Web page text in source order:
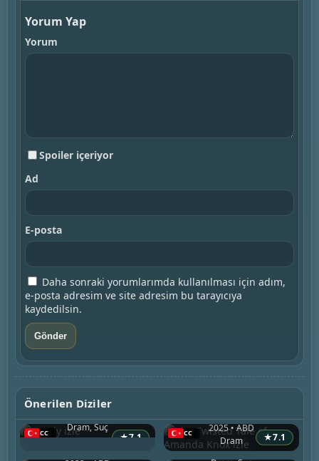
Yorum Yap
Yorum
Spoiler içeriyor
Ad
E-posta
Daha sonraki yorumlarımda kullanılması için adım,
e-posta adresim ve site adresim bu tarayıcıya
kaydedilsin.
Önerilen Diziler
★7.1
Candy
Dram, Suç
★7.1
2025 • ABD
Dram
The Staircase
2022 • ABD